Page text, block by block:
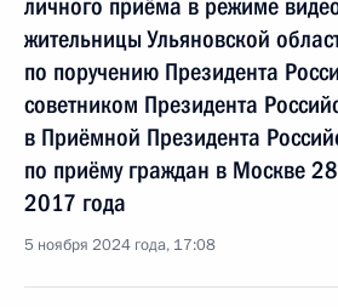
личного приёма в режиме
жительницы Ульяновской
по поручению Президента
советником Президента
в Приёмной Президента
по приёму граждан в Москве
2017 года
5 ноября 2024 года, 17:08